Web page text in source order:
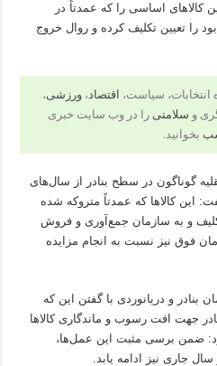
کالاهای اساسی را که عمدتاً در
را تعیین تکلیف کرده و روال خروج
انتخابات، سیاست، اقتصاد، ورزشی،
و سلامتی را در وب سایت خبری
بخوانید.
گوناگون در سطح بنادر از سال‌های
این کالاها که عمدتاً متروکه شده
و به سازمان جمع‌آوری و فروش
فوق نیز نسبت به انجام مزایده
بنادر و دریانوردی با گفتن این که
جهت افت رسوب و ماندگاری کالاها
ضمن برسی مثبت این عمل‌ها،
جاری نیز ادامه یابد.